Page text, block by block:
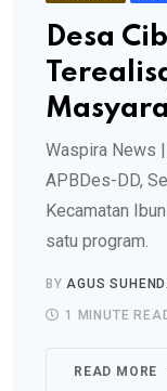
Desa
Waspira News
APBDes-DD,
Kecamatan
satu program.
BYAGUS
1 MINUTE
READ MORE